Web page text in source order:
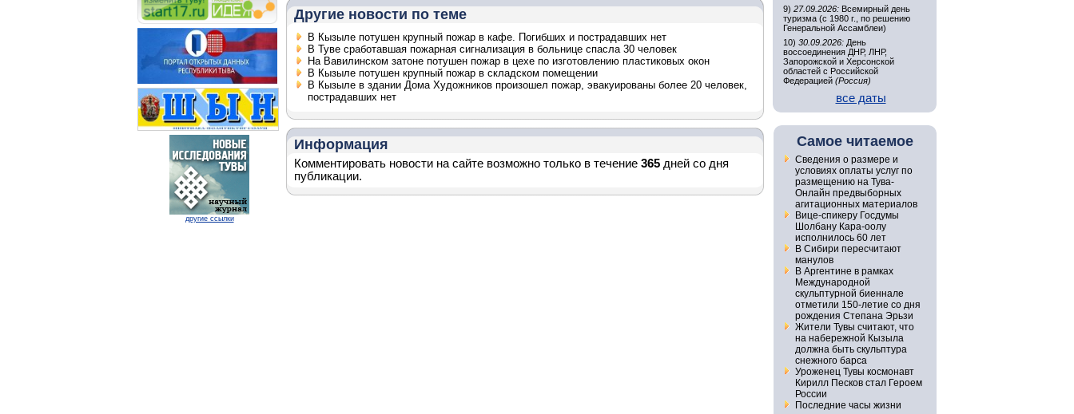
другие ссылки
Другие новости по теме
В Кызыле потушен крупный пожар в кафе. Погибших и пострадавших нет
В Туве сработавшая пожарная сигнализация в больнице спасла 30 человек
На Вавилинском затоне потушен пожар в цехе по изготовлению пластиковых окон
В Кызыле потушен крупный пожар в складском помещении
В Кызыле в здании Дома Художников произошел пожар, эвакуированы более 20 человек,
пострадавших нет
Информация
Комментировать новости на сайте возможно только в течение 365 дней со дня
публикации.
9) 27.09.2026: Всемирный день
туризма (с 1980 г., по решению
Генеральной Ассамблеи)
10) 30.09.2026: День
воссоединения ДНР, ЛНР,
Запорожской и Херсонской
областей с Российской
Федерацией (Россия)
все даты
Самое читаемое
Сведения о размере и
условиях оплаты услуг по
размещению на Тува-
Онлайн предвыборных
агитационных материалов
Вице-спикеру Госдумы
Шолбану Кара-оолу
исполнилось 60 лет
В Сибири пересчитают
манулов
В Аргентине в рамках
Международной
скульптурной биеннале
отметили 150-летие со дня
рождения Степана Эрьзи
Жители Тувы считают, что
на набережной Кызыла
должна быть скульптура
снежного барса
Уроженец Тувы космонавт
Кирилл Песков стал Героем
России
Последние часы жизни